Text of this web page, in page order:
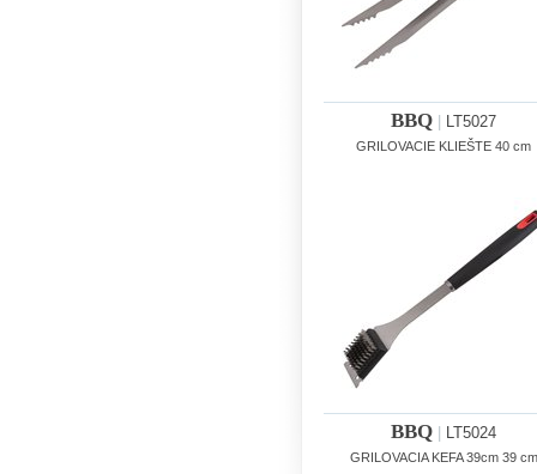
BBQ LT5027
GRILOVACIE KLIEŠTE 40 cm
BBQ LT5024
GRILOVACIA KEFA 39cm 39 cm